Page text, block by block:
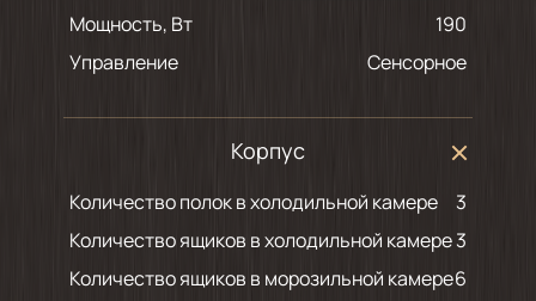
Мощность, Вт
190
Управление
Сенсорное
Корпус
Количество полок в холодильной камере
3
Количество ящиков в холодильной камере3
Количество ящиков в морозильной камере6